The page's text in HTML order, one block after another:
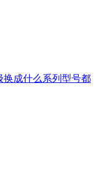
换成什么系列型号都